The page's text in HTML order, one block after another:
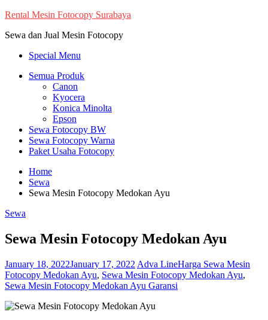
Skip
content
Rental Mesin Fotocopy Surabaya
Sewa dan Jual Mesin Fotocopy
Special Menu
Semua Produk
Canon
Kyocera
Konica Minolta
Epson
Sewa Fotocopy BW
Sewa Fotocopy Warna
Paket Usaha Fotocopy
Home
Sewa
Sewa Mesin Fotocopy Medokan Ayu
Sewa
Sewa Mesin Fotocopy Medokan Ayu
January 18, 2022January 17, 2022 Adva LineHarga Sewa Mesin
Fotocopy Medokan Ayu, Sewa Mesin Fotocopy Medokan Ayu,
Sewa Mesin Fotocopy Medokan Ayu Garansi